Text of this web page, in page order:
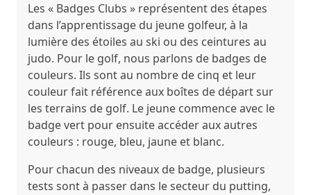
Les « Badges Clubs » représentent des étapes
dans l’apprentissage du jeune golfeur, à la
lumière des étoiles au ski ou des ceintures au
judo. Pour le golf, nous parlons de badges de
couleurs. Ils sont au nombre de cinq et leur
couleur fait référence aux boîtes de départ sur
les terrains de golf. Le jeune commence avec le
badge vert pour ensuite accéder aux autres
couleurs : rouge, bleu, jaune et blanc.
Pour chacun des niveaux de badge, plusieurs
tests sont à passer dans le secteur du putting,